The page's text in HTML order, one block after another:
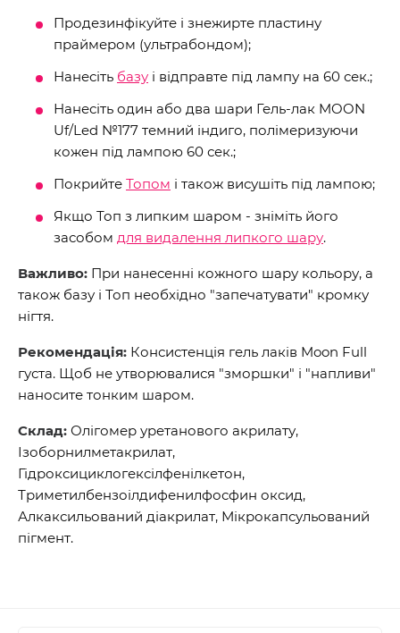
Продезинфікуйте і знежирте пластину
праймером (ультрабондом);
Нанесіть базу і відправте під лампу на 60 сек.;
Нанесіть один або два шари Гель-лак MOON
Uf/Led №177 темний індиго, полімеризуючи
кожен під лампою 60 сек.;
Покрийте Топом і також висушіть під лампою;
Якщо Топ з липким шаром - зніміть його
засобом для видалення липкого шару.
Важливо: При нанесенні кожного шару кольору, а
також базу і Топ необхідно "запечатувати" кромку
нігтя.
Рекомендація: Консистенція гель лаків Moon Full
густа. Щоб не утворювалися "зморшки" і "напливи"
наносите тонким шаром.
Склад: Олігомер уретанового акрилату,
Ізоборнилметакрилат,
Гідроксициклогексілфенілкетон,
Триметилбензоілдифенилфосфин оксид,
Алкаксильований діакрилат, Мікрокапсульований
пігмент.